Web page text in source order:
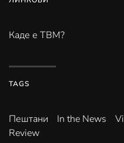
Каде е ТВМ?
TAGS
Пештани In the News
Review